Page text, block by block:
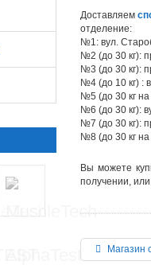
Доставляем
отделение:
№1: вул.
№2 (до 30 кг):
№3 (до 30 кг):
№4 (до 10 кг) :
№5 (до 30 кг на
№6 (до 30 кг):
№7 (до 30 кг):
№8 (до 30 кг на
Вы можете
получении,
Магазин